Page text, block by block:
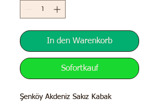
In den Warenkorb
Sofortkauf
Şenköy Akdeniz Sakız Kabak